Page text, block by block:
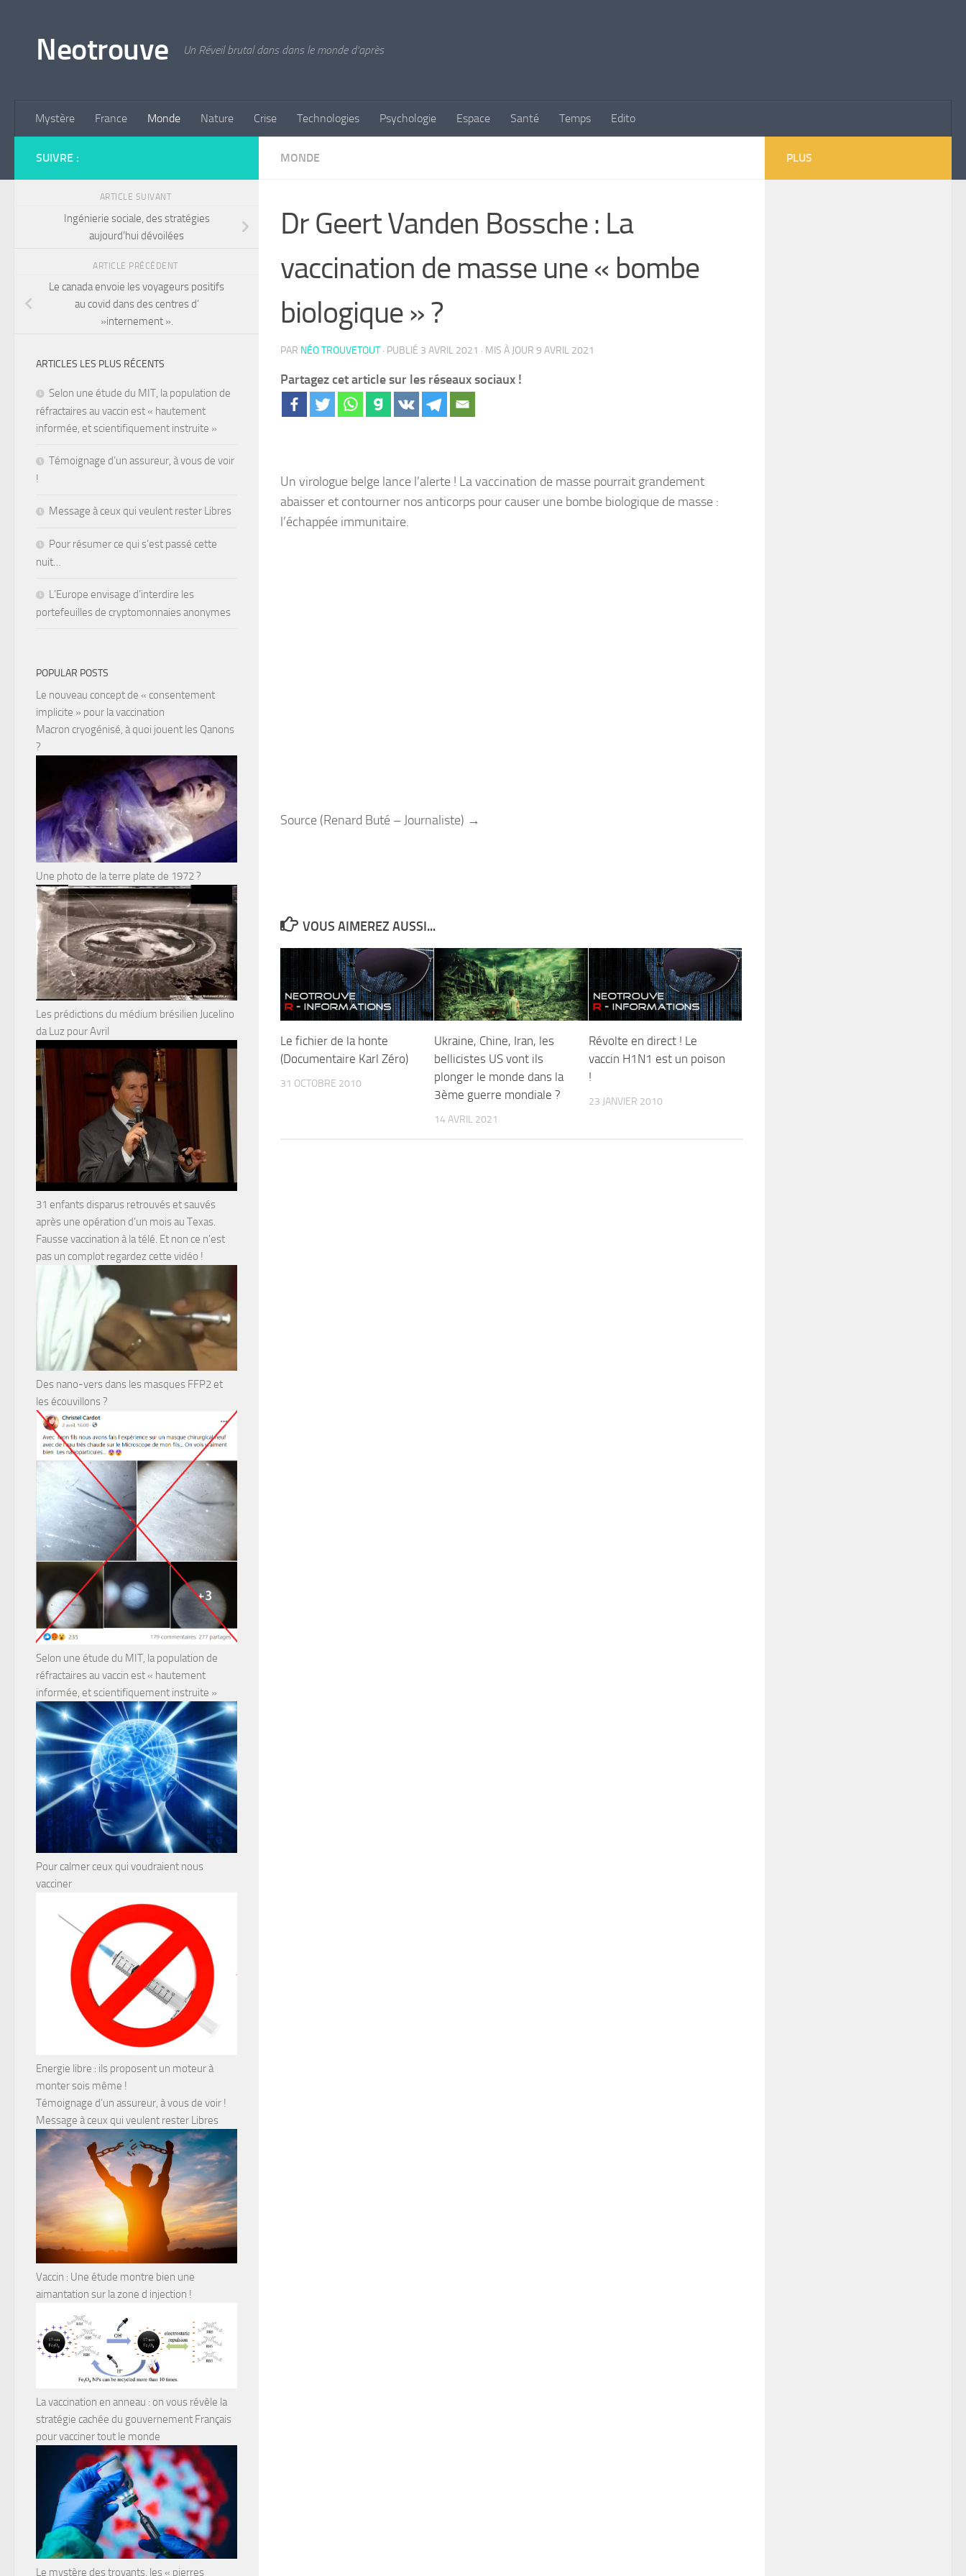
Neotrouve Un Réveil brutal dans dans le monde d'après
Mystère France Monde Nature Crise Technologies Psychologie Espace Santé Temps Edito
MONDE
Dr Geert Vanden Bossche : La
vaccination de masse une « bombe
biologique » ?
PAR NÉO TROUVETOUT · PUBLIÉ 3 AVRIL 2021 · MIS À JOUR 9 AVRIL 2021
Partagez cet article sur les réseaux sociaux !
Un virologue belge lance l’alerte ! La vaccination de masse pourrait grandement
abaisser et contourner nos anticorps pour causer une bombe biologique de masse :
l’échappée immunitaire.
Source (Renard Buté – Journaliste) →
VOUS AIMEREZ AUSSI...
Le fichier de la honte
(Documentaire Karl Zéro)
31 OCTOBRE 2010
Ukraine, Chine, Iran, les
bellicistes US vont ils
plonger le monde dans la
3ème guerre mondiale ?
14 AVRIL 2021
Révolte en direct ! Le
vaccin H1N1 est un poison
!
23 JANVIER 2010
SUIVRE :
ARTICLE SUIVANT
Ingénierie sociale, des stratégies
aujourd’hui dévoilées
ARTICLE PRÉCÉDENT
Le canada envoie les voyageurs positifs
au covid dans des centres d’
»internement ».
ARTICLES LES PLUS RÉCENTS
Selon une étude du MIT, la population de
réfractaires au vaccin est « hautement
informée, et scientifiquement instruite »
Témoignage d’un assureur, à vous de voir
!
Message à ceux qui veulent rester Libres
Pour résumer ce qui s’est passé cette
nuit…
L’Europe envisage d’interdire les
portefeuilles de cryptomonnaies anonymes
POPULAR POSTS
Le nouveau concept de « consentement
implicite » pour la vaccination
Macron cryogénisé, à quoi jouent les Qanons
?
Une photo de la terre plate de 1972 ?
Les prédictions du médium brésilien Jucelino
da Luz pour Avril
31 enfants disparus retrouvés et sauvés
après une opération d’un mois au Texas.
Fausse vaccination à la télé. Et non ce n’est
pas un complot regardez cette vidéo !
Des nano-vers dans les masques FFP2 et
les écouvillons ?
Selon une étude du MIT, la population de
réfractaires au vaccin est « hautement
informée, et scientifiquement instruite »
Pour calmer ceux qui voudraient nous
vacciner
Energie libre : ils proposent un moteur à
monter sois même !
Témoignage d’un assureur, à vous de voir !
Message à ceux qui veulent rester Libres
Vaccin : Une étude montre bien une
aimantation sur la zone d injection !
La vaccination en anneau : on vous révèle la
stratégie cachée du gouvernement Français
pour vacciner tout le monde
Le mystère des trovants, les « pierres
PLUS